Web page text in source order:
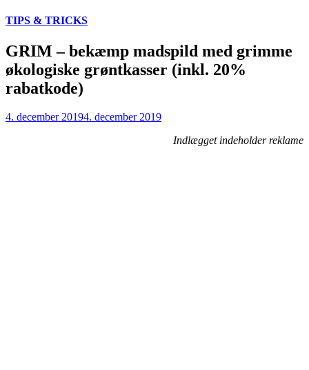
Skip
content
TIPS & TRICKS
GRIM – bekæmp madspild med grimme
økologiske grøntkasser (inkl. 20%
rabatkode)
4. december 20194. december 2019
Indlægget indeholder reklame